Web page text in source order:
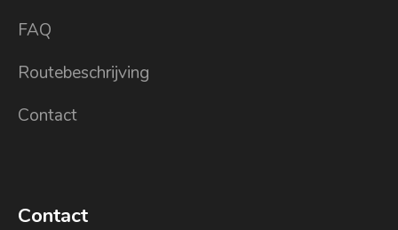
FAQ
Routebeschrijving
Contact
Contact